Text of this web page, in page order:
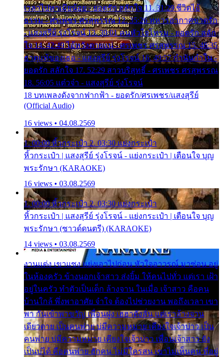
เวลาไปหาเมียน้อย - ยอดรัก สลักใจ 11. 31:29 ชีวิตไอ้
ธรรม - ศรเพชร ศรสุพรรณ 12. 35:26 ทหารอากาศขาดรัก
- แสงสุรีย์ รุ่งโรจน์ 13. 39:01 คนหัวใจโทรม - ยอดรัก สลัก
ใจ 14. 42:49 ไอ้หวังตายแน่ - ศรเพชร ศรสุพรรณ 15. 46:35
ธาตุแท้ของเธอ - แสงสุรีย์ รุ่งโรจน์ 16. 49:57 กำนันกำใน -
ยอดรัก สลักใจ 17. 52:29 สาวบริสุทธิ์ - ศรเพชร ศรสุพรรณ
18. 56:05 แต๋วจ๋า - แสงสุรีย์ รุ่งโรจน์
18 บทเพลงดังจากฟากฟ้า - ยอดรัก/ศรเพชร/แสงสุรีย์
(Official Audio)
16 views • 04.08.2569
1. 00:00 หิ้วกระเป๋า 2. 03:30 แย่งกระเป๋า
หิ้วกระเป๋า | แสงสุรีย์ รุ่งโรจน์ - แย่งกระเป๋า | เตือนใจ บุญ
พระรักษา (KARAOKE)
16 views • 03.08.2569
1. 00:00 หิ้วกระเป๋า 2. 03:30 แย่งกระเป๋า
หิ้วกระเป๋า | แสงสุรีย์ รุ่งโรจน์ - แย่งกระเป๋า | เตือนใจ บุญ
พระรักษา (ซาวด์ดนตรี) (KARAOKE)
14 views • 03.08.2569
งานแต่ง เขาแซง แย่งเอาไปก่อน หัวใจอาวรณ์ มาซ่อน อยู่
ในห้องครัว ข้างนอกเจ้าสาว ส่งยิ้ม ให้คนไปทั่ว แต่เรา เฝ้า
อยู่ในครัว ทำตัวเป็นเด็ก ล้างจาน ในเมื่อ เจ้าสาว คือคน
บ้านใกล้ พึ่งพาอาศัย จำใจ ต้องไปช่วยงาน พอถึงเวลา เขา
พา กันเข้าพาขวัญ เพื่อนฝูง เฮฮาดังลั่น แต่เราล้างจาน
เดียวดาย เป็นคนพ่าย บ่มีความหมาย เคียงใจเจ้าบ่าว เป็น
คนพ่าย บ่มีความหมาย เคียงใจเจ้าบ่าว เพื่อนเจ้าสาว ยัง
เป็นบ่ได้ คือคนพ่าย ฮักคน ไม่มีใครสน เขาไม่เห็นคน ที่อยู่